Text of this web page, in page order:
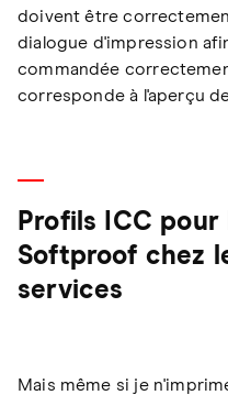
doivent être
dialogue d'impression
commandée
corresponde à l'aperçu
Profils ICC
Softproof chez
services
Mais même si je